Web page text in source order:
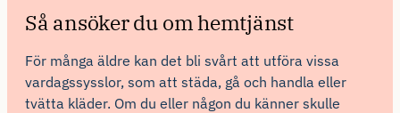
Så ansöker du om hemtjänst
För många äldre kan det bli svårt att utföra vissa
vardagssysslor, som att städa, gå och handla eller
tvätta kläder. Om du eller någon du känner skulle